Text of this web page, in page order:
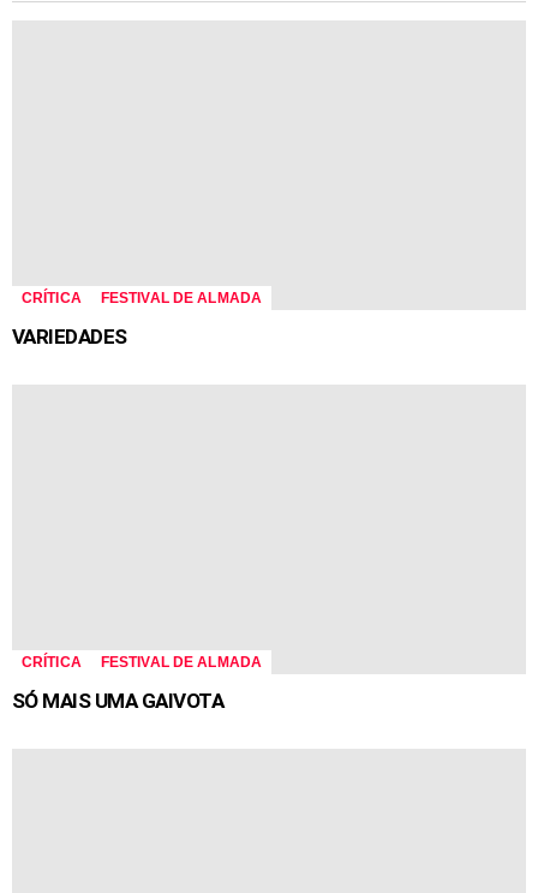
CRÍTICA FESTIVAL DE ALMADA
VARIEDADES
CRÍTICA FESTIVAL DE ALMADA
SÓ MAIS UMA GAIVOTA